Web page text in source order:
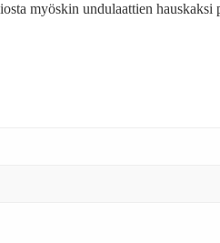
myöskin undulaattien hauskaksi